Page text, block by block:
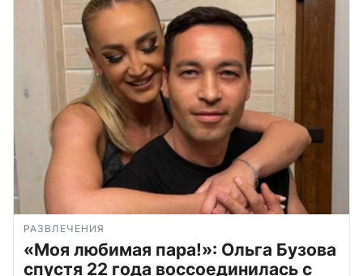
РАЗВЛЕЧЕНИЯ
«Моя любимая пара!»: Ольга Бузова
спустя 22 года воссоединилась с